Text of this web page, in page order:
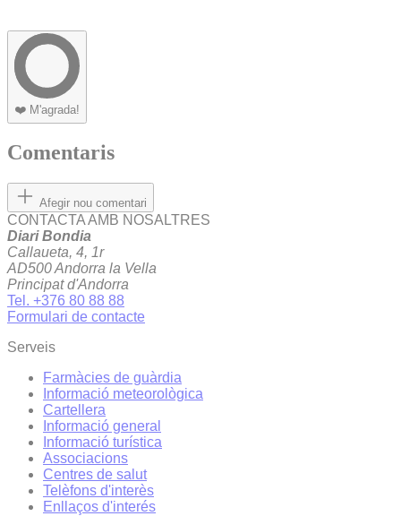
❤️ M'agrada!
Comentaris
Afegir nou comentari
CONTACTA AMB NOSALTRES
Diari Bondia
Callaueta, 4, 1r
AD500 Andorra la Vella
Principat d'Andorra
Tel. +376 80 88 88
Formulari de contacte
Serveis
Farmàcies de guàrdia
Informació meteorològica
Cartellera
Informació general
Informació turística
Associacions
Centres de salut
Telèfons d'interès
Enllaços d'interés